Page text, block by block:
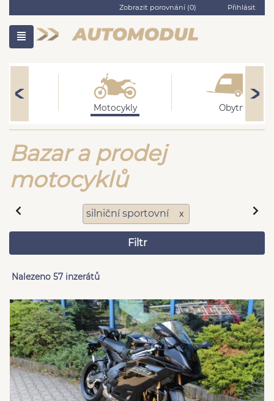
Zobrazit porovnání (0) Přihlásit
Motocykly Obytné
Bazar a prodej
motocyklů
silniční sportovní x
Filtr
Nalezeno 57 inzerátů